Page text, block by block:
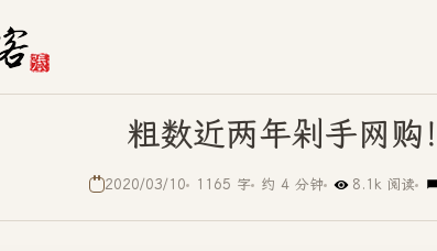
粗数近两年剁手网购！
2020/03/10 1165 字 约 4 分钟 8.1k 阅读